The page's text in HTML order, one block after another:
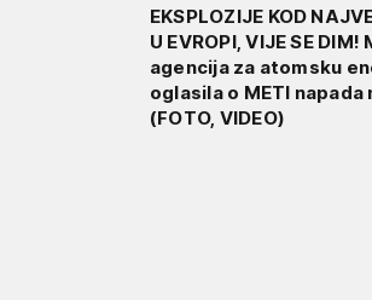
EKSPLOZIJE KOD
U EVROPI, VIJE SE
agencija za atomsku
oglasila o METI
(FOTO, VIDEO)